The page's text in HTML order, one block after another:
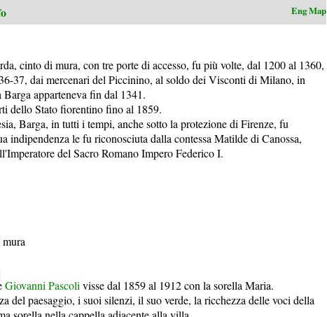
EngMap
cinto di mura, con tre porte di accesso, fu più volte, dal 1200 al 1360,
37, dai mercenari del Piccinino, al soldo dei Visconti di Milano, in
apparteneva fin dal 1341.
dello Stato fiorentino fino al 1859.
Barga, in tutti i tempi, anche sotto la protezione di Firenze, fu
indipendenza le fu riconosciuta dalla contessa Matilde di Canossa,
del Sacro Romano Impero Federico I.
Giovanni Pascolivisse dal 1859 al 1912 con la sorella Maria.
del paesaggio, i suoi silenzi, il suo verde, la ricchezza delle voci della